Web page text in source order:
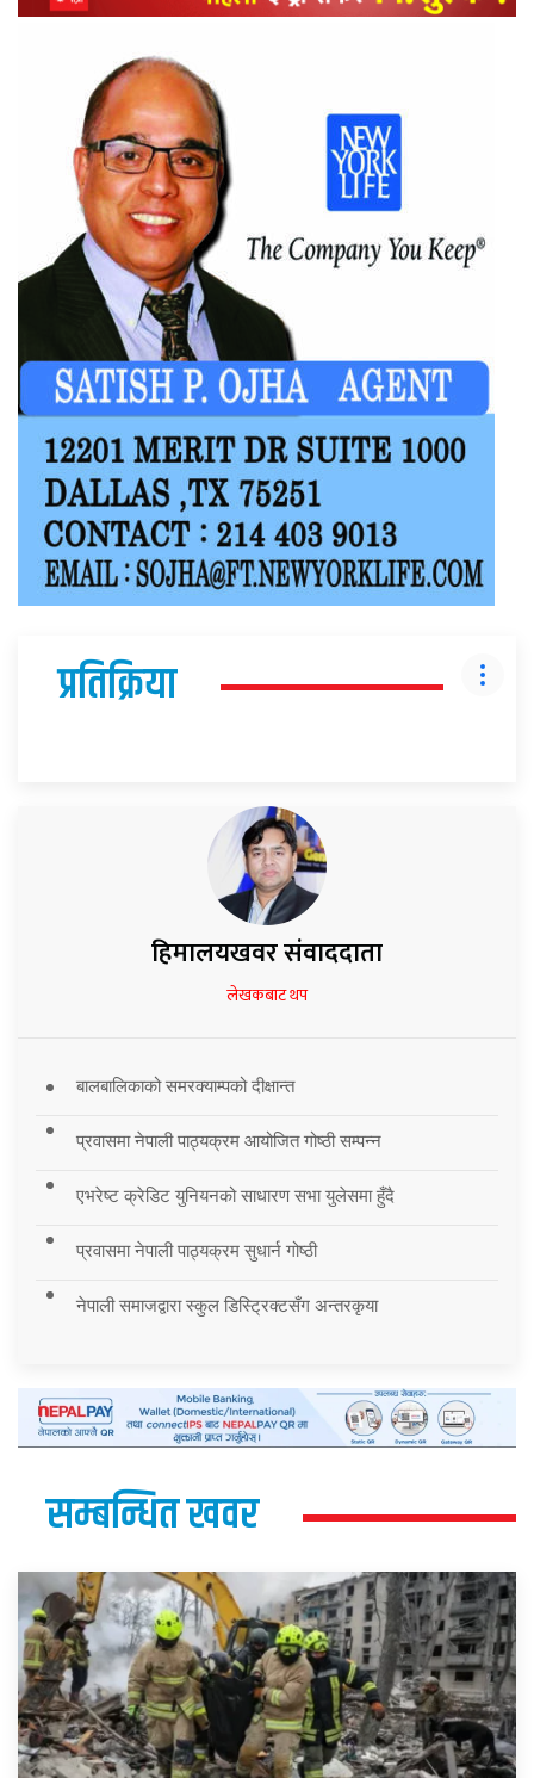
प्रतिक्रिया
हिमालयखवर संवाददाता
लेखकबाट थप
बालबालिकाको समरक्याम्पको दीक्षान्त
प्रवासमा नेपाली पाठ्यक्रम आयोजित गोष्ठी सम्पन्न
एभरेष्ट क्रेडिट युनियनको साधारण सभा युलेसमा हुँदै
प्रवासमा नेपाली पाठ्यक्रम सुधार्न गोष्ठी
नेपाली समाजद्वारा स्कुल डिस्ट्रिक्टसँग अन्तरकृया
सम्बन्धित खवर